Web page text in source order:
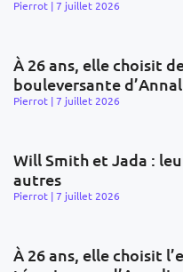
Pierrot 7 juillet 2026
À 26 ans, elle choisit
bouleversante
Pierrot 7 juillet 2026
Will Smith et Jada :
autres
Pierrot 7 juillet 2026
À 26 ans, elle choisit